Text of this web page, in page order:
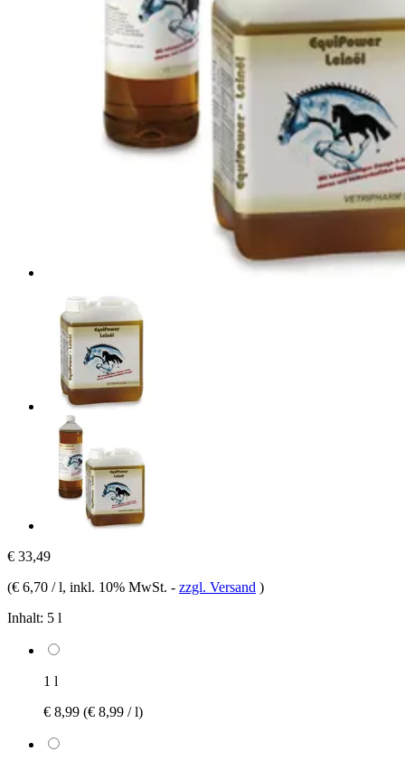
€ 33,49
(€ 6,70 / l, inkl. 10% MwSt. - zzgl. Versand )
Inhalt: 5 l
1 l
€ 8,99 (€ 8,99 / l)